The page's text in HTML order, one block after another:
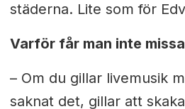
städerna. Lite som för
Varför får man inte
– Om du gillar livemusik
saknat det, gillar att